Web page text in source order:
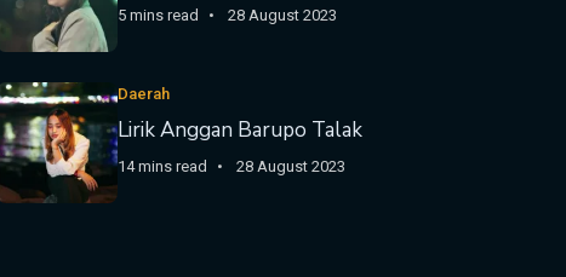
5 mins read 28 August 2023
Daerah
Lirik Anggan Barupo Talak
14 mins read 28 August 2023